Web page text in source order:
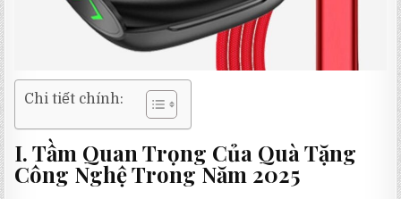
Chi tiết chính:
I. Tầm Quan Trọng Của Quà Tặng
Công Nghệ Trong Năm 2025